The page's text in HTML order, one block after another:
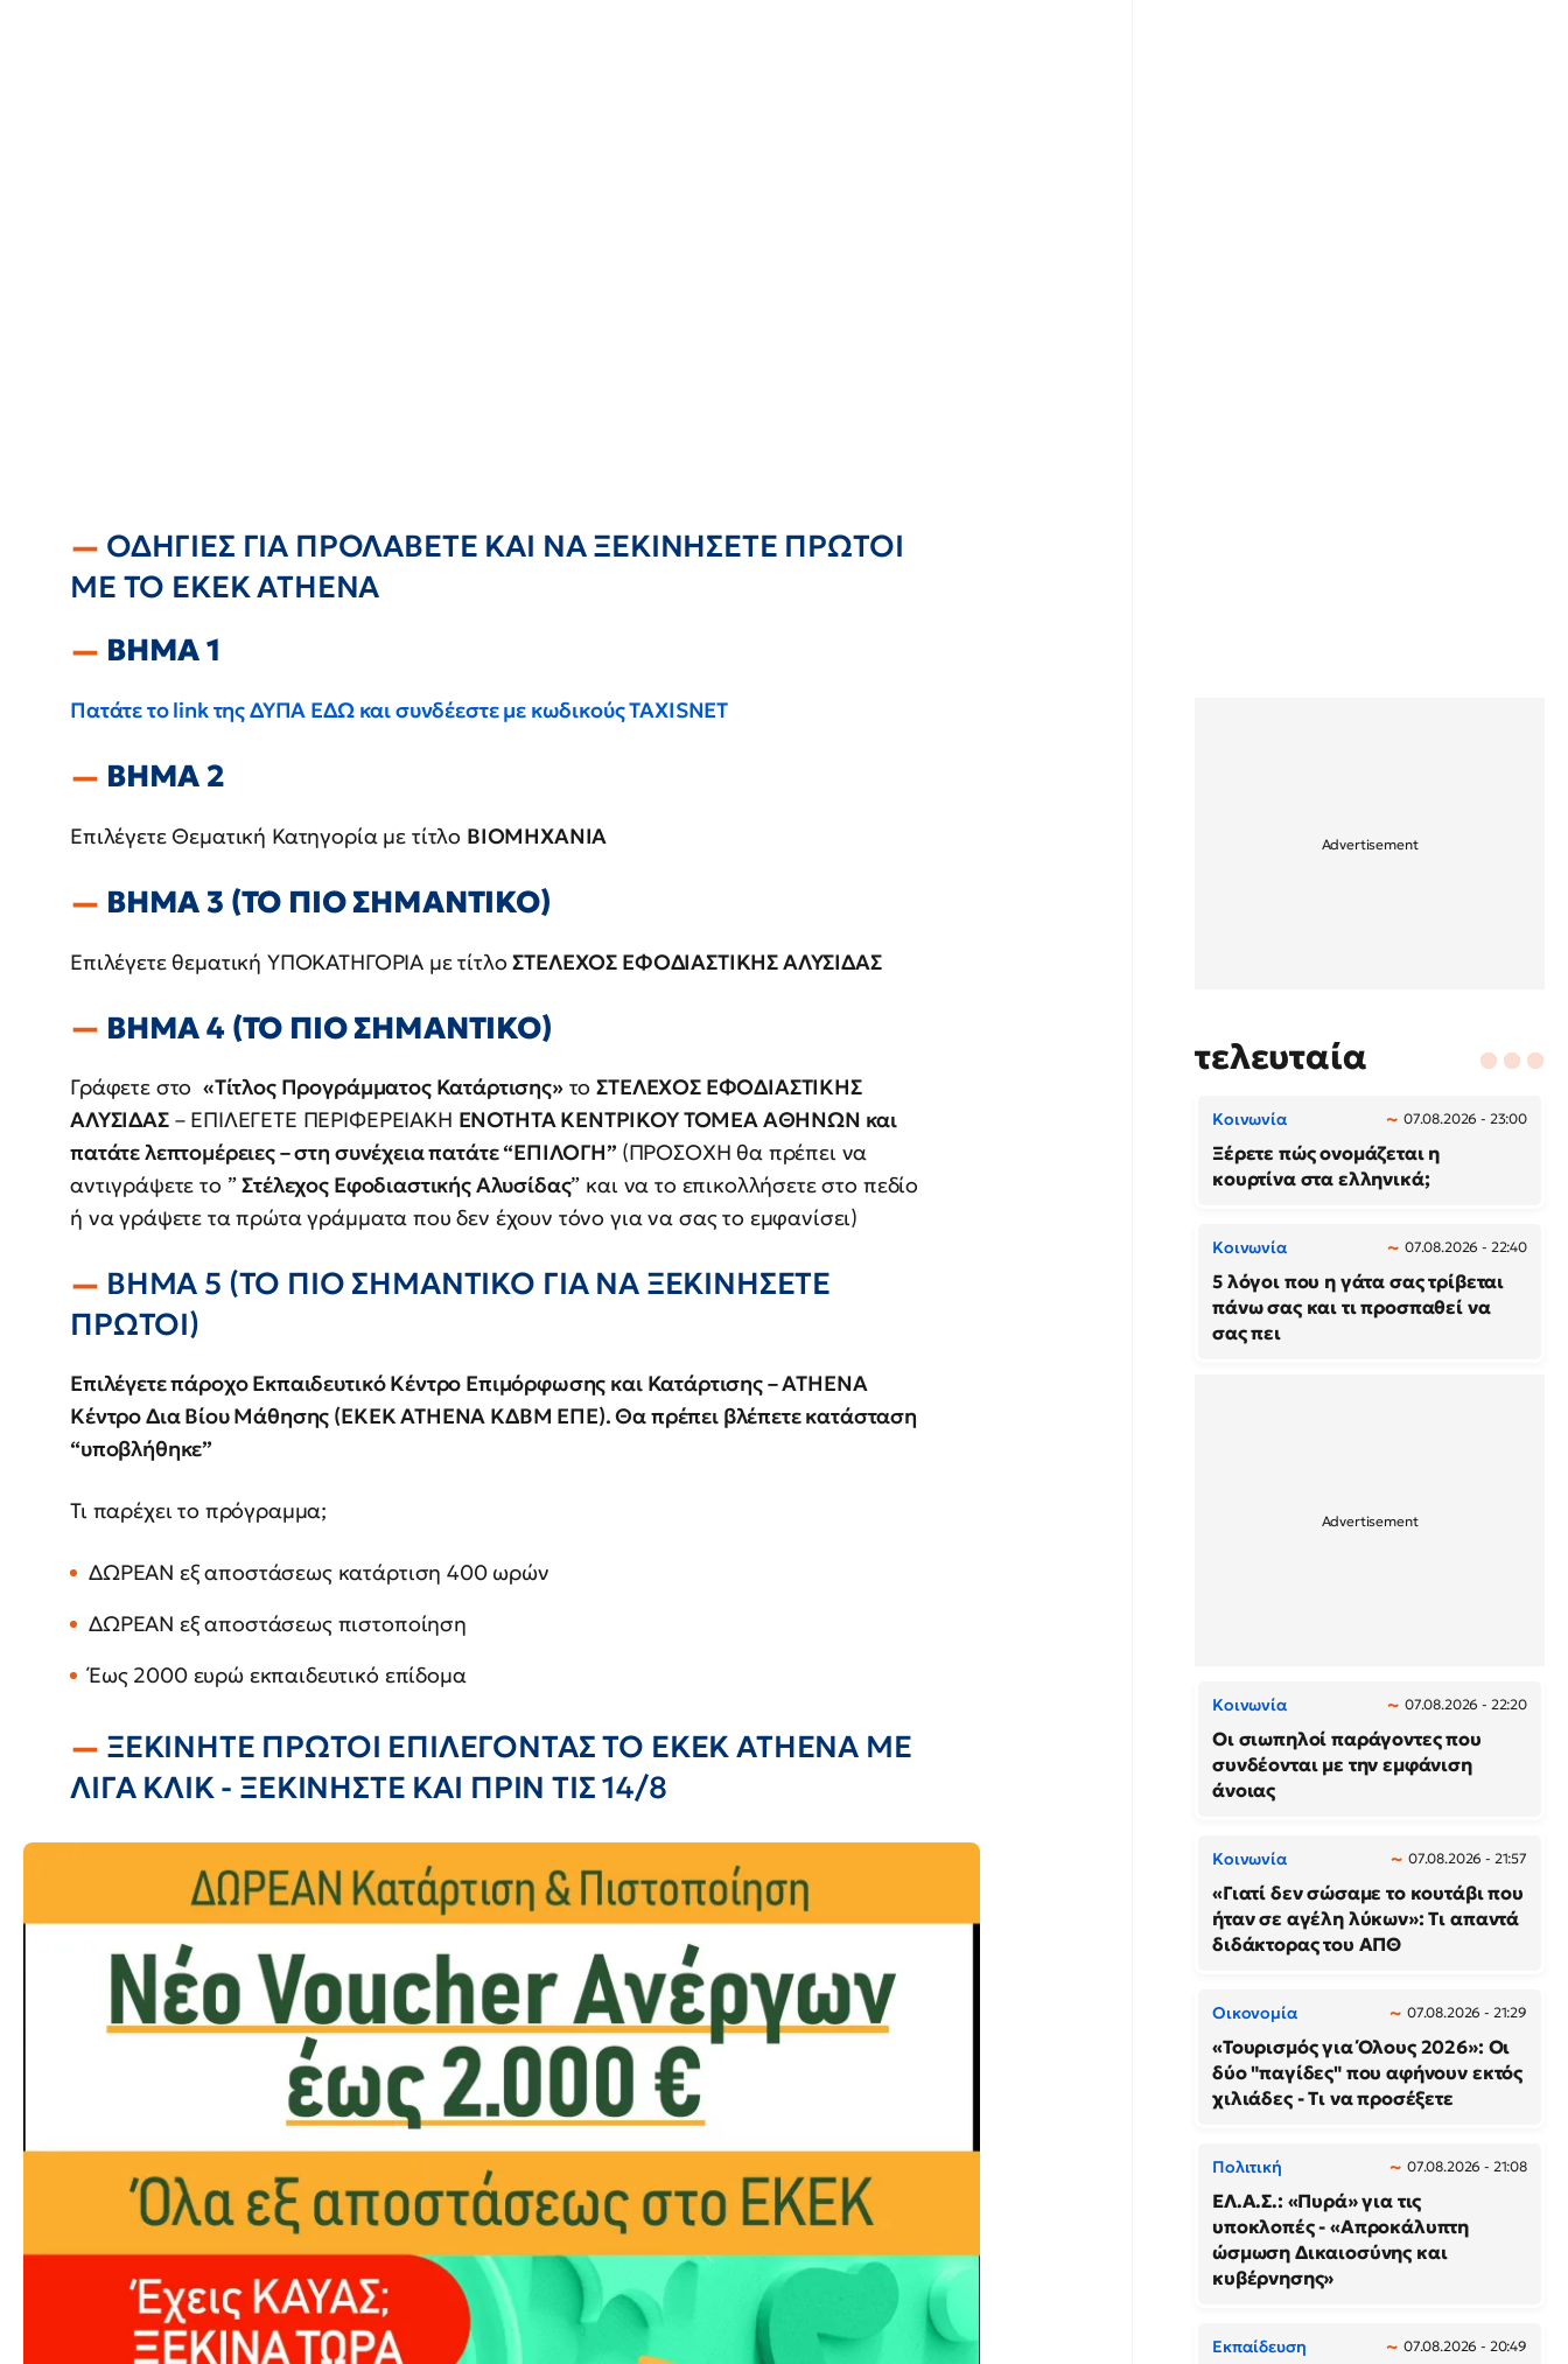
ΟΔΗΓΙΕΣ ΓΙΑ ΠΡΟΛΑΒΕΤΕ ΚΑΙ ΝΑ ΞΕΚΙΝΗΣΕΤΕ ΠΡΩΤΟΙ
ΜΕ ΤΟ ΕΚΕΚ ΑΤΗΕΝΑ
ΒΗΜΑ 1
Πατάτε το link της ΔΥΠΑ ΕΔΩ και συνδέεστε με κωδικούς TAXISNET
ΒΗΜΑ 2
Επιλέγετε Θεματική Κατηγορία με τίτλο ΒΙΟΜΗΧΑΝΙΑ
ΒΗΜΑ 3 (ΤΟ ΠΙΟ ΣΗΜΑΝΤΙΚΟ)
Επιλέγετε θεματική ΥΠΟΚΑΤΗΓΟΡΙΑ με τίτλοΣΤΕΛΕΧΟΣ ΕΦΟΔΙΑΣΤΙΚΗΣ ΑΛΥΣΙΔΑΣ
ΒΗΜΑ 4 (ΤΟ ΠΙΟ ΣΗΜΑΝΤΙΚΟ)
Γράφετε στο «Τίτλος Προγράμματος Κατάρτισης»τοΣΤΕΛΕΧΟΣ ΕΦΟΔΙΑΣΤΙΚΗΣ
ΑΛΥΣΙΔΑΣ– ΕΠΙΛΕΓΕΤΕ ΠΕΡΙΦΕΡΕΙΑΚΗ ΕΝΟΤΗΤΑ ΚΕΝΤΡΙΚΟΥ ΤΟΜΕΑ ΑΘΗΝΩΝ και
πατάτε λεπτομέρειες – στη συνέχεια πατάτε “ΕΠΙΛΟΓΗ” (ΠΡΟΣΟΧΗ θα πρέπει να
αντιγράψετε το ”Στέλεχος Εφοδιαστικής Αλυσίδας” και να το επικολλήσετε στο πεδίο
ή να γράψετε τα πρώτα γράμματα που δεν έχουν τόνο για να σας το εμφανίσει)
ΒΗΜΑ 5 (ΤΟ ΠΙΟ ΣΗΜΑΝΤΙΚΟ ΓΙΑ ΝΑ ΞΕΚΙΝΗΣΕΤΕ
ΠΡΩΤΟΙ)
Επιλέγετε πάροχο Εκπαιδευτικό Κέντρο Επιμόρφωσης και Κατάρτισης – ATHENA
Κέντρο Δια Βίου Μάθησης (ΕΚΕΚ ΑΤΗΕΝΑ ΚΔΒΜ ΕΠΕ). Θα πρέπει βλέπετε κατάσταση
“υποβλήθηκε”
Τι παρέχει το πρόγραμμα;
ΔΩΡΕΑΝ εξ αποστάσεως κατάρτιση 400 ωρών
ΔΩΡΕΑΝ εξ αποστάσεως πιστοποίηση
Έως 2000 ευρώ εκπαιδευτικό επίδομα
ΞΕΚΙΝΗΤΕ ΠΡΩΤΟΙ ΕΠΙΛΕΓΟΝΤΑΣ ΤΟ ΕΚΕΚ ΑΤΗΕΝΑ ΜΕ
ΛΙΓΑ ΚΛΙΚ - ΞΕΚΙΝΗΣΤΕ ΚΑΙ ΠΡΙΝ ΤΙΣ 14/8
τελευταία
Κοινωνία 07.08.2026 - 23:00
Ξέρετε πώς ονομάζεται η
κουρτίνα στα ελληνικά;
Κοινωνία 07.08.2026 - 22:40
5 λόγοι που η γάτα σας τρίβεται
πάνω σας και τι προσπαθεί να
σας πει
Κοινωνία 07.08.2026 - 22:20
Οι σιωπηλοί παράγοντες που
συνδέονται με την εμφάνιση
άνοιας
Κοινωνία 07.08.2026 - 21:57
«Γιατί δεν σώσαμε το κουτάβι που
ήταν σε αγέλη λύκων»: Τι απαντά
διδάκτορας του ΑΠΘ
Οικονομία 07.08.2026 - 21:29
«Τουρισμός για Όλους 2026»: Οι
δύο "παγίδες" που αφήνουν εκτός
χιλιάδες - Τι να προσέξετε
Πολιτική 07.08.2026 - 21:08
ΕΛ.Α.Σ.: «Πυρά» για τις
υποκλοπές - «Απροκάλυπτη
ώσμωση Δικαιοσύνης και
κυβέρνησης»
Εκπαίδευση 07.08.2026 - 20:49